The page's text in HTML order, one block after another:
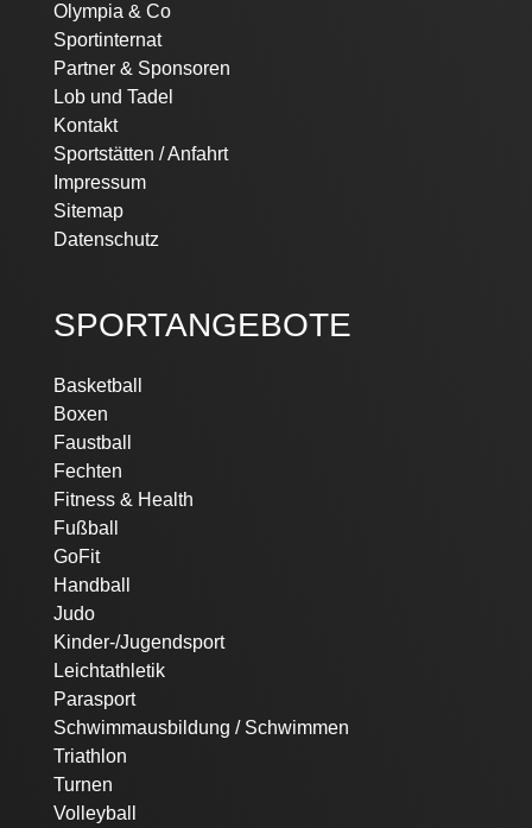
Olympia & Co
Sportinternat
Partner & Sponsoren
Lob und Tadel
Kontakt
Sportstätten / Anfahrt
Impressum
Sitemap
Datenschutz
SPORTANGEBOTE
Navigation
überspringen
Basketball
Boxen
Faustball
Fechten
Fitness & Health
Fußball
GoFit
Handball
Judo
Kinder-/Jugendsport
Leichtathletik
Parasport
Schwimmausbildung / Schwimmen
Triathlon
Turnen
Volleyball